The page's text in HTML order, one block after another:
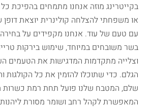
בקייטרינג מוזה אנחנו מתמחים בהפיכת
או משפחתי להצלחה קולינרית יוצאת
עם טעם של עוד. אנחנו מקפידים על
בשר משובחים במיוחד, שימוש בירקות
וצלייה מתקדמות המדגישות את הטעמים
הגלם. כדי שתוכלו להזמין את כל הקולגות
שלם, המטבח שלנו פועל תחת רמת כשרות
המאפשרת לקהל רחב ושומר מסורת